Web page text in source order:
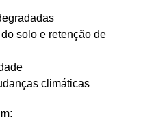
solo e retenção de
climáticas